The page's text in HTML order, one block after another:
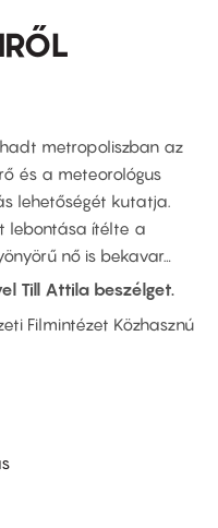
metropoliszban az
és a meteorológus
lehetőségét kutatja.
lebontása ítélte a
nő is bekavar…
Till Attila beszélget.
Filmintézet Közhasznú